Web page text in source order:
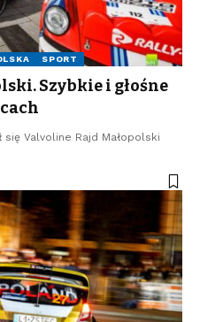
SPORT
Szybkie i głośne
Valvoline Rajd Małopolski